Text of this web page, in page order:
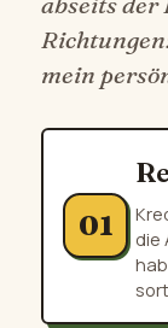
mein
01
die